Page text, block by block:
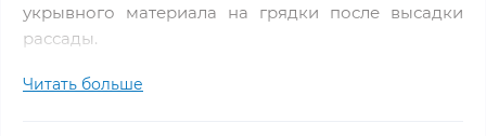
укрывного материала на грядки после высадки
рассады.
Хорошо пропускает воду и воздух;
Читать больше